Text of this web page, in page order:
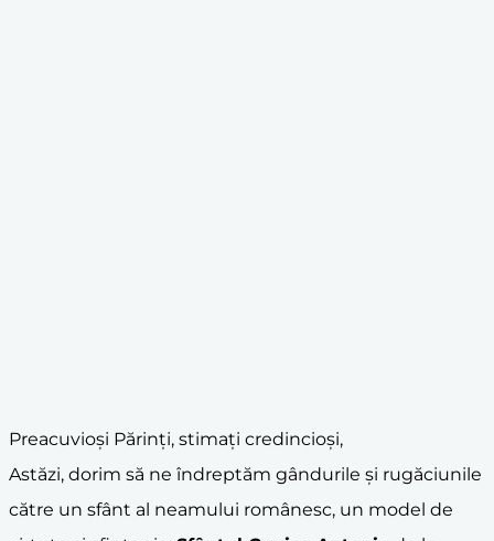
Preacuvioși Părinți, stimați credincioși,
Astăzi, dorim să ne îndreptăm gândurile și rugăciunile
către un sfânt al neamului românesc, un model de